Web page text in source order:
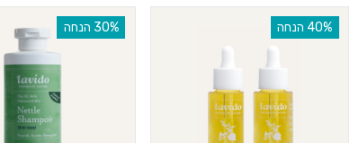
‫40% הנחה ‫30% הנחה